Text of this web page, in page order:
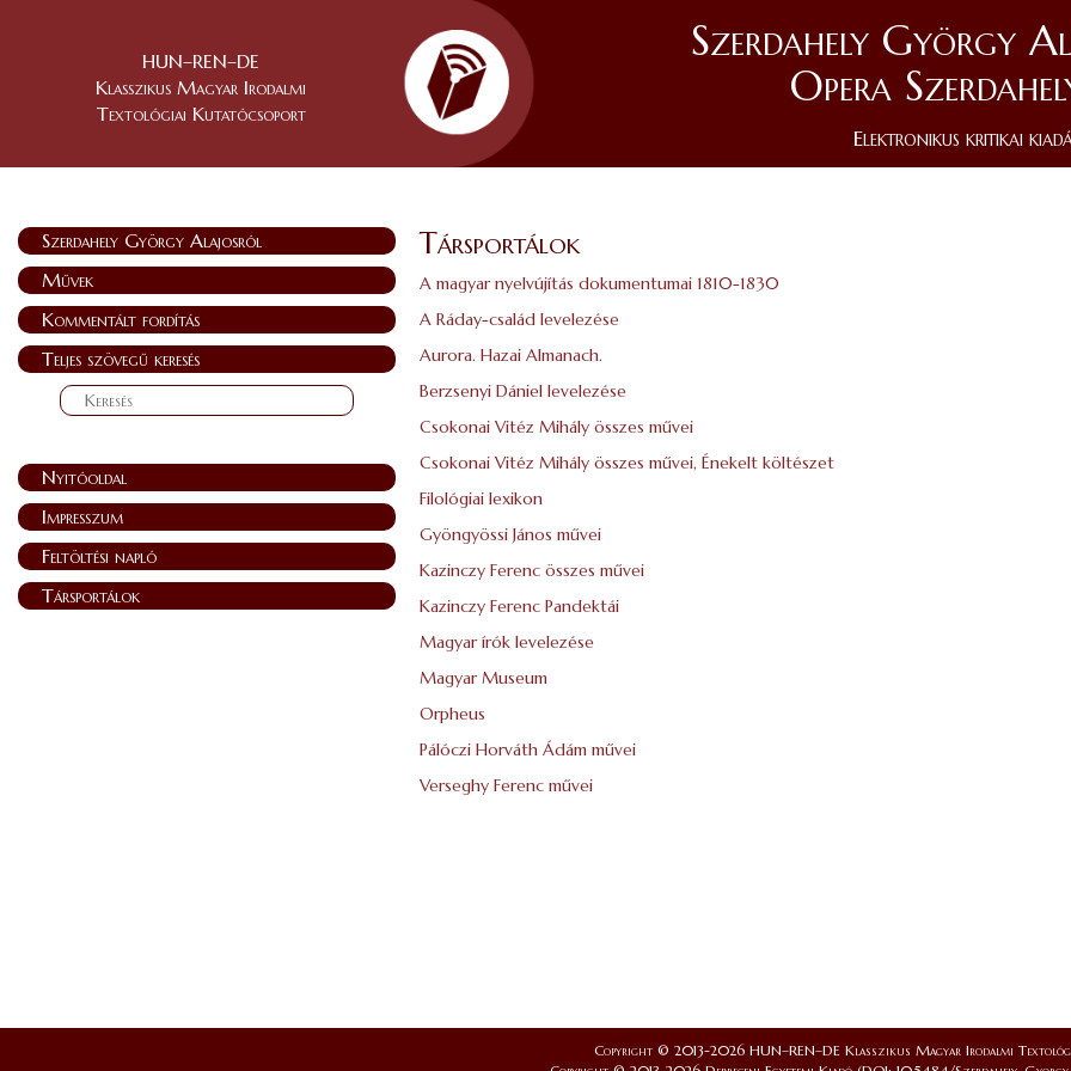
HUN–REN–DE
Klasszikus Magyar Irodalmi
Textológiai Kutatócsoport
Szerdahely György
Opera
Elektronikus kritikai
Szerdahely György Alajosról
Művek
Kommentált fordítás
Teljes szövegű keresés
Nyitóoldal
Impresszum
Feltöltési napló
Társportálok
Társportálok
A magyar nyelvújítás dokumentumai 1810-1830
A Ráday-család levelezése
Aurora. Hazai Almanach.
Berzsenyi Dániel levelezése
Csokonai Vitéz Mihály összes művei
Csokonai Vitéz Mihály összes művei, Énekelt költészet
Filológiai lexikon
Gyöngyössi János művei
Kazinczy Ferenc összes művei
Kazinczy Ferenc Pandektái
Magyar írók levelezése
Magyar Museum
Orpheus
Pálóczi Horváth Ádám művei
Verseghy Ferenc művei
Copyright © 2013-2026 HUN–REN–DE Klasszikus Magyar Irodalmi